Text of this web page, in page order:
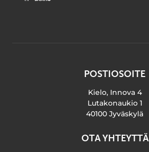
POSTIOSOITE
Kielo, Innova 4
Lutakonaukio 1
40100 Jyväskylä
OTA YHTEYTTÄ